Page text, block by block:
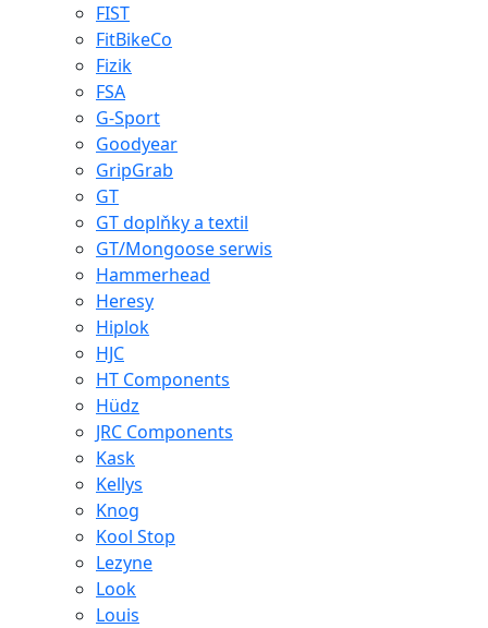
FIST
FitBikeCo
Fizik
FSA
G-Sport
Goodyear
GripGrab
GT
GT doplňky a textil
GT/Mongoose serwis
Hammerhead
Heresy
Hiplok
HJC
HT Components
Hüdz
JRC Components
Kask
Kellys
Knog
Kool Stop
Lezyne
Look
Louis